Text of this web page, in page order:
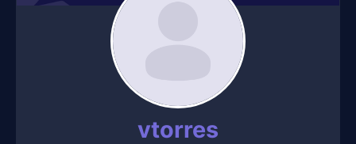
vtorres